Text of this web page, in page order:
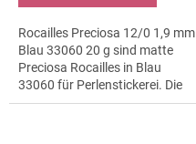
Rocailles Preciosa 12/0 1,9 mm
Blau 33060 20 g sind matte
Preciosa Rocailles in Blau
33060 für Perlenstickerei. Die
Größe 12/0 mit 1,9 mm lässt